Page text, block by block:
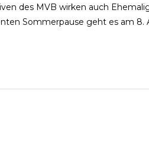
des MVB wirken auch
Sommerpause geht es am